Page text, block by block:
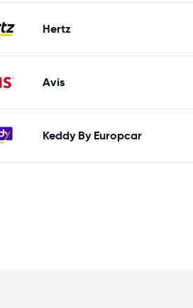
Hertz
Avis
Keddy By Europcar